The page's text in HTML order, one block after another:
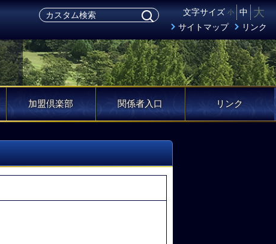
文字サイズ 小 中 大
サイトマップ リンク
加盟倶楽部 関係者入口 リンク